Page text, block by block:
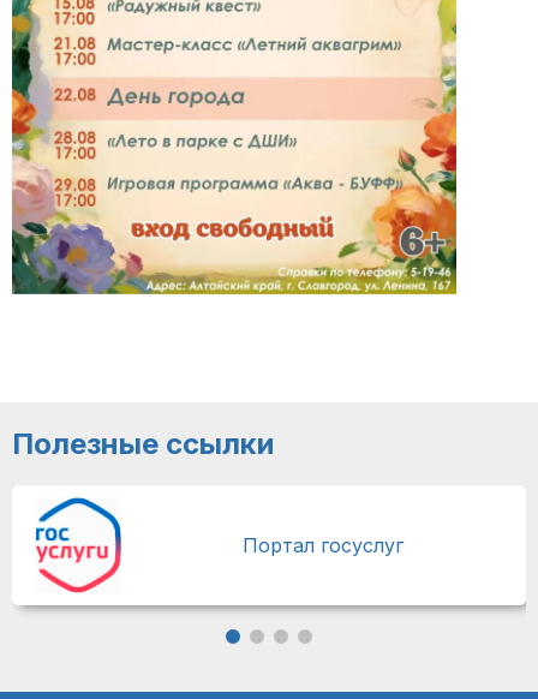
Полезные ссылки
Портал госуслуг